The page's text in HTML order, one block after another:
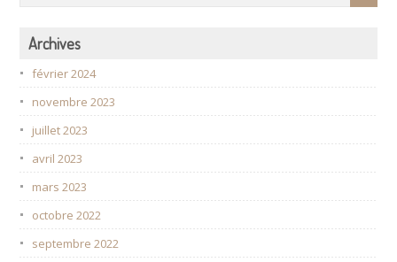
Archives
février 2024
novembre 2023
juillet 2023
avril 2023
mars 2023
octobre 2022
septembre 2022